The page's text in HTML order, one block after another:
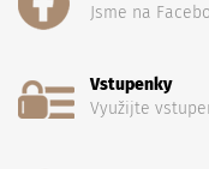
Jsme na
Vstupenky
Využijte